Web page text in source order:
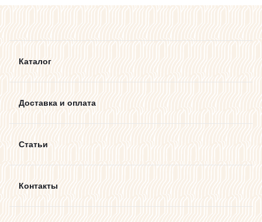
Каталог
Доставка и оплата
Статьи
Контакты